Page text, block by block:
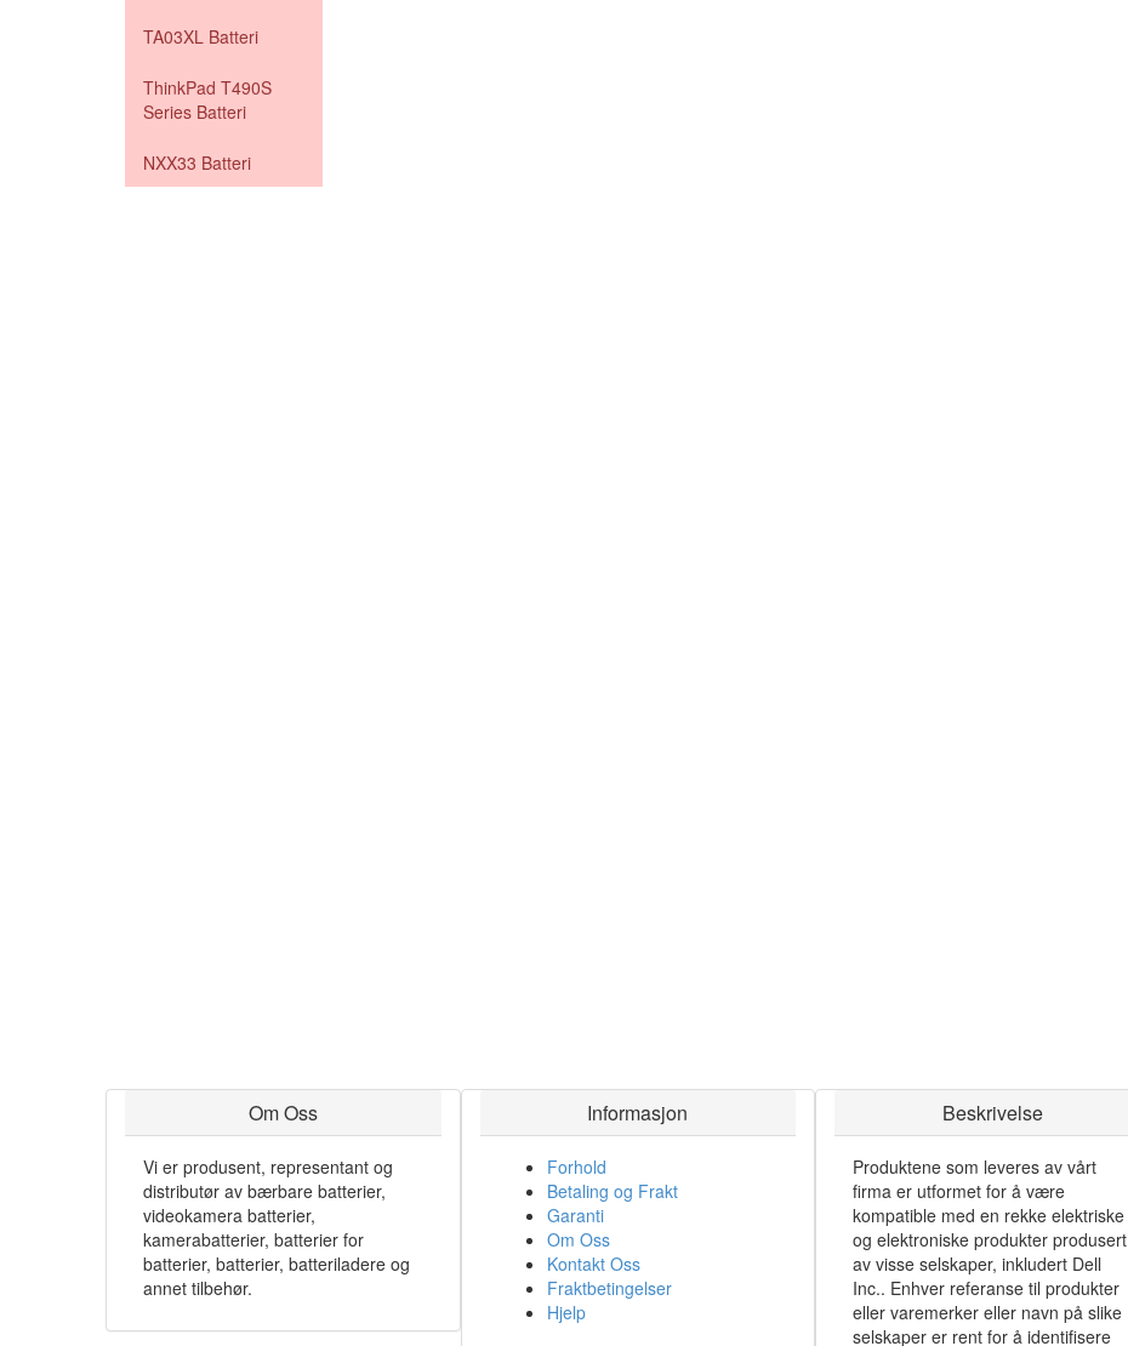
TA03XL Batteri
ThinkPad T490S
Series Batteri
NXX33 Batteri
Om Oss
Vi er produsent, representant og
distributør av bærbare batterier,
videokamera batterier,
kamerabatterier, batterier for
batterier, batterier, batteriladere og
annet tilbehør.
Informasjon
Forhold
Betaling og Frakt
Garanti
Om Oss
Kontakt Oss
Fraktbetingelser
Hjelp
Beskrivelse
Produktene som leveres av vårt
firma er utformet for å være
kompatible med en rekke elektriske
og elektroniske produkter produsert
av visse selskaper, inkludert Dell
Inc.. Enhver referanse til produkter
eller varemerker eller navn på slike
selskaper er rent for å identifisere